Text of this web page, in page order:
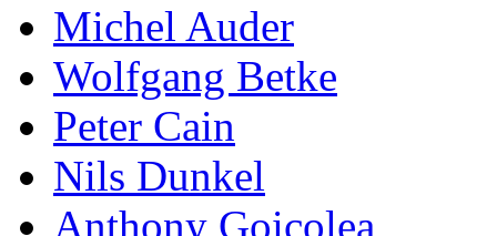
Michel Auder
Wolfgang Betke
Peter Cain
Nils Dunkel
Anthony Goicolea